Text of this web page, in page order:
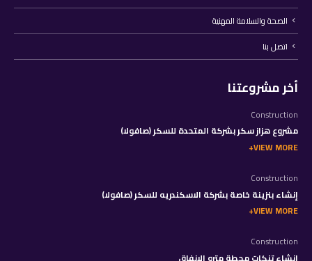
الصحة والسلامة المهنية
اتصل بنا
أخر مشروعتنا
Construction
مشروع هزاز سكر بشركة المتحدة للسكر (صافولا)
VIEW MORE
Construction
إنشاء بنزينة خاصة بشركة الاسكندريه للسكر (صافولا)
VIEW MORE
Construction